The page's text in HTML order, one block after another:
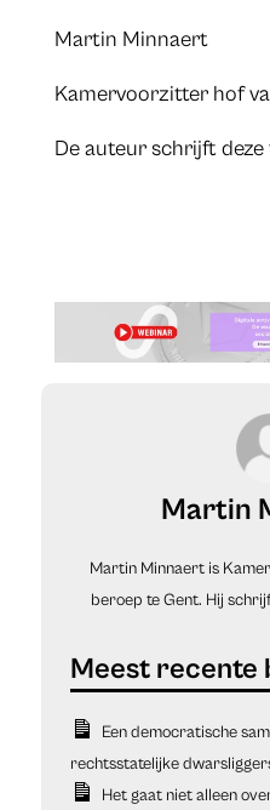
Martin Minnaert
Kamervoorzitter hof
De auteur schrijft
Martin
Martin Minnaert is
beroep te Gent. Hij
Een democratische
rechtsstatelijke
Het gaat niet alleen